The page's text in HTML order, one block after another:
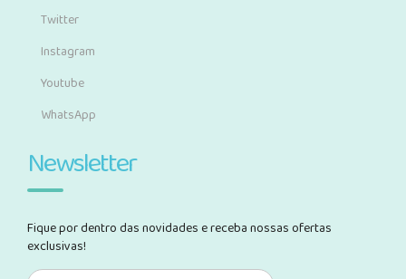
Twitter
Instagram
Youtube
WhatsApp
Newsletter
Fique por dentro das novidades e receba nossas ofertas
exclusivas!